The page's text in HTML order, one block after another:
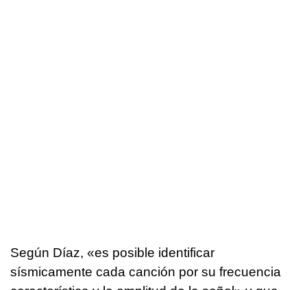
Según Díaz, «es posible identificar
sísmicamente cada canción por su frecuencia